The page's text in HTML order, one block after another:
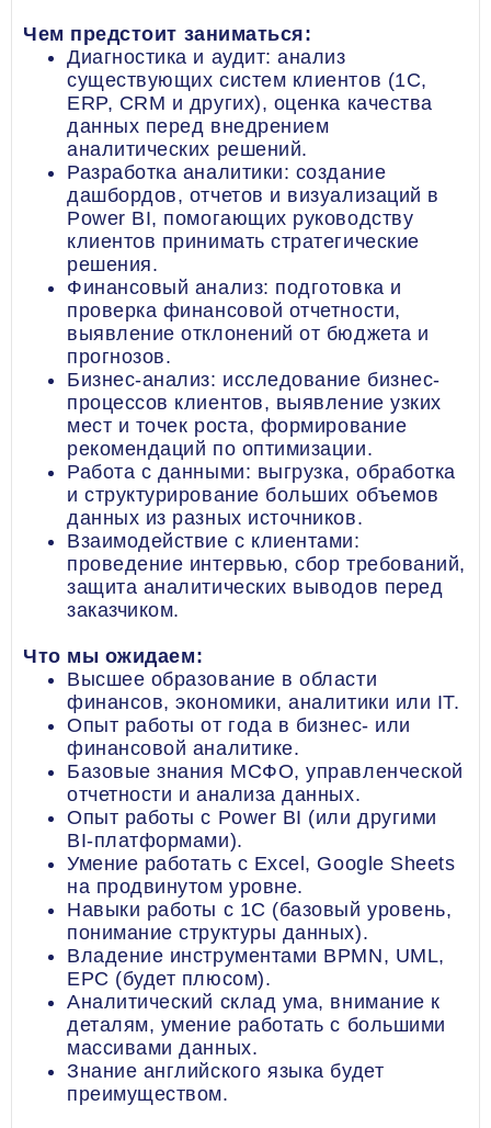
Чем предстоит заниматься:
Диагностика и аудит: анализ
существующих систем клиентов (1С,
ERP, CRM и других), оценка качества
данных перед внедрением
аналитических решений.
Разработка аналитики: создание
дашбордов, отчетов и визуализаций в
Power BI, помогающих руководству
клиентов принимать стратегические
решения.
Финансовый анализ: подготовка и
проверка финансовой отчетности,
выявление отклонений от бюджета и
прогнозов.
Бизнес-анализ: исследование бизнес-
процессов клиентов, выявление узких
мест и точек роста, формирование
рекомендаций по оптимизации.
Работа с данными: выгрузка, обработка
и структурирование больших объемов
данных из разных источников.
Взаимодействие с клиентами:
проведение интервью, сбор требований,
защита аналитических выводов перед
заказчиком.
Что мы ожидаем:
Высшее образование в области
финансов, экономики, аналитики или IT.
Опыт работы от года в бизнес- или
финансовой аналитике.
Базовые знания МСФО, управленческой
отчетности и анализа данных.
Опыт работы с Power BI (или другими
BI-платформами).
Умение работать с Excel, Google Sheets
на продвинутом уровне.
Навыки работы с 1С (базовый уровень,
понимание структуры данных).
Владение инструментами BPMN, UML,
EPC (будет плюсом).
Аналитический склад ума, внимание к
деталям, умение работать с большими
массивами данных.
Знание английского языка будет
преимуществом.